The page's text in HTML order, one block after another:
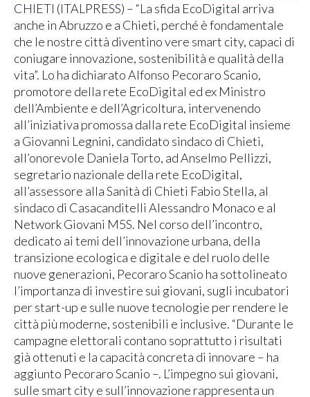
CHIETI (ITALPRESS) – “La sfida EcoDigital arriva
anche in Abruzzo e a Chieti, perché è fondamentale
che le nostre città diventino vere smart city, capaci di
coniugare innovazione, sostenibilità e qualità della
vita”. Lo ha dichiarato Alfonso Pecoraro Scanio,
promotore della rete EcoDigital ed ex Ministro
dell’Ambiente e dell’Agricoltura, intervenendo
all’iniziativa promossa dalla rete EcoDigital insieme
a Giovanni Legnini, candidato sindaco di Chieti,
all’onorevole Daniela Torto, ad Anselmo Pellizzi,
segretario nazionale della rete EcoDigital,
all’assessore alla Sanità di Chieti Fabio Stella, al
sindaco di Casacanditelli Alessandro Monaco e al
Network Giovani M5S. Nel corso dell’incontro,
dedicato ai temi dell’innovazione urbana, della
transizione ecologica e digitale e del ruolo delle
nuove generazioni, Pecoraro Scanio ha sottolineato
l’importanza di investire sui giovani, sugli incubatori
per start-up e sulle nuove tecnologie per rendere le
città più moderne, sostenibili e inclusive. “Durante le
campagne elettorali contano soprattutto i risultati
già ottenuti e la capacità concreta di innovare – ha
aggiunto Pecoraro Scanio –. L’impegno sui giovani,
sulle smart city e sull’innovazione rappresenta un